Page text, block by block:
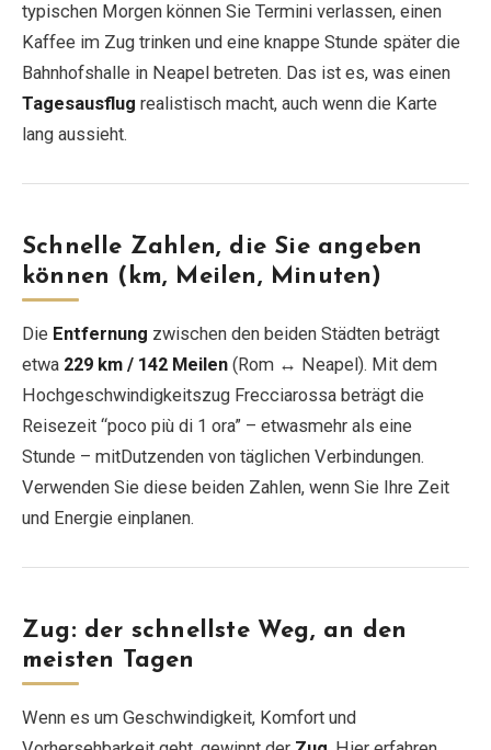
typischen Morgen können Sie Termini verlassen, einen
Kaffee im Zug trinken und eine knappe Stunde später die
Bahnhofshalle in Neapel betreten. Das ist es, was einen
Tagesausflug realistisch macht, auch wenn die Karte
lang aussieht.
Schnelle Zahlen, die Sie angeben
können (km, Meilen, Minuten)
Die Entfernung zwischen den beiden Städten beträgt
etwa 229 km / 142 Meilen (Rom ↔ Neapel). Mit dem
Hochgeschwindigkeitszug Frecciarossa beträgt die
Reisezeit “poco più di 1 ora” – etwasmehr als eine
Stunde – mitDutzenden von täglichen Verbindungen.
Verwenden Sie diese beiden Zahlen, wenn Sie Ihre Zeit
und Energie einplanen.
Zug: der schnellste Weg, an den
meisten Tagen
Wenn es um Geschwindigkeit, Komfort und